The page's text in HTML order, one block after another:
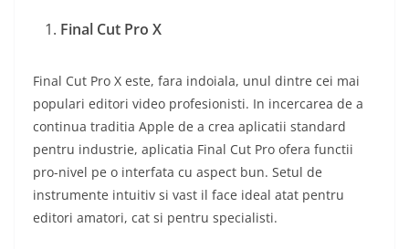
Final Cut Pro X
Final Cut Pro X este, fara indoiala, unul dintre cei mai
populari editori video profesionisti. In incercarea de a
continua traditia Apple de a crea aplicatii standard
pentru industrie, aplicatia Final Cut Pro ofera functii
pro-nivel pe o interfata cu aspect bun. Setul de
instrumente intuitiv si vast il face ideal atat pentru
editori amatori, cat si pentru specialisti.